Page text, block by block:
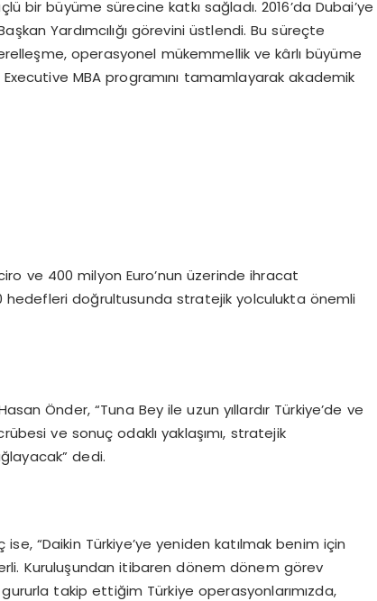
bir büyüme sürecine katkı sağladı. 2016’da Dubai’ye
Yardımcılığı görevini üstlendi. Bu süreçte
operasyonel mükemmellik ve kârlı büyüme
MBA programını tamamlayarak akademik
ve 400 milyon Euro’nun üzerinde ihracat
hedefleri doğrultusunda stratejik yolculukta önemli
Önder, “Tuna Bey ile uzun yıllardır Türkiye’de ve
ve sonuç odaklı yaklaşımı, stratejik
dedi.
“Daikin Türkiye’ye yeniden katılmak benim için
Kuruluşundan itibaren dönem dönem görev
takip ettiğim Türkiye operasyonlarımızda,